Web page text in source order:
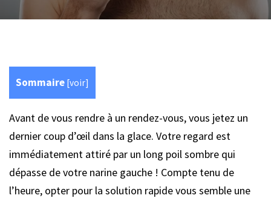
Sommaire [voir]
Avant de vous rendre à un rendez-vous, vous jetez un
dernier coup d’œil dans la glace. Votre regard est
immédiatement attiré par un long poil sombre qui
dépasse de votre narine gauche ! Compte tenu de
l’heure, opter pour la solution rapide vous semble une